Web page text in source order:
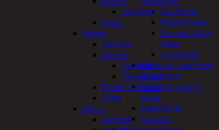
Liuottimet
Metallimaalit
Spraymaalit ja
-lakat
Talomaalit
Muuraus, tapetointi
ja laatoitus
Pensselit telat ja
lastat
Sekoittimet
Suojaus
Sandaalit
Sukat
Miehet
Hanskat
Kengät
Sandaalit
Talvikengät
Paidat ja housut
Sukat
Naiset
Hanskat